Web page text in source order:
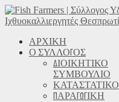
ΑΡΧΙΚΗ
Ο ΣΥΛΛΟΓΟΣ
ΔΙΟΙΚΗΤΙΚΟ
ΣΥΜΒΟΥΛΙΟ
ΚΑΤΑΣΤΑΤΙΚΟ
ΠΑΡΑΓΩΓΙΚΗ